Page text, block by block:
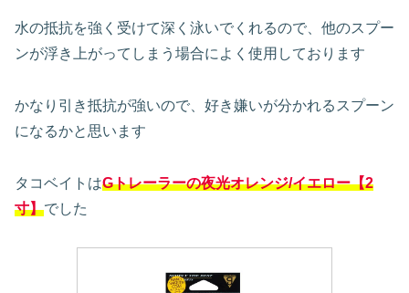
水の抵抗を強く受けて深く泳いでくれるので、他のスプー
ンが浮き上がってしまう場合によく使用しております
かなり引き抵抗が強いので、好き嫌いが分かれるスプーン
になるかと思います
タコベイトはGトレーラーの夜光オレンジ/イエロー【2
寸】でした